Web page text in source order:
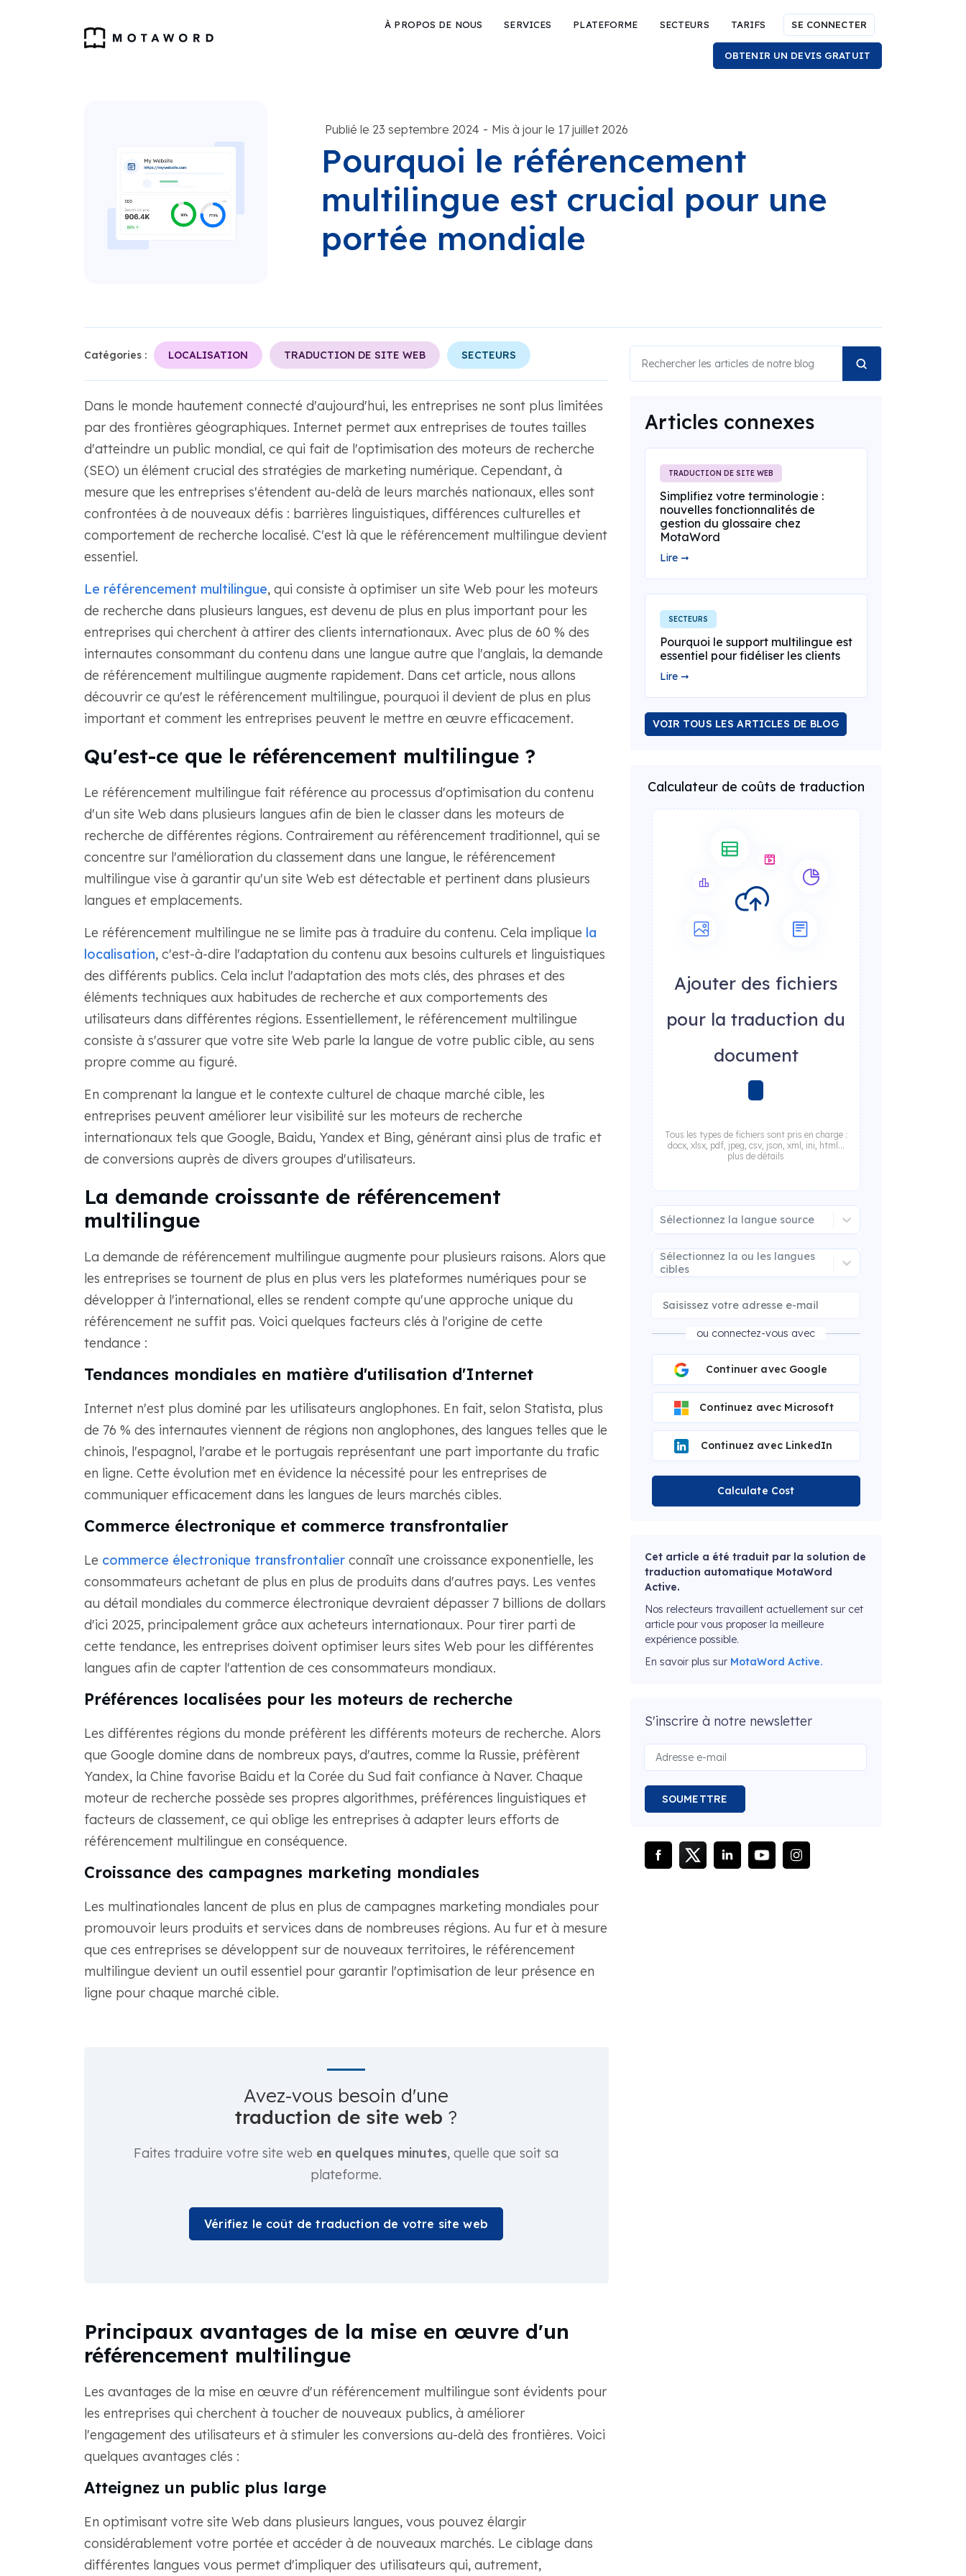
À PROPOS DE NOUS SERVICES PLATEFORME SECTEURS TARIFS SE CONNECTER
OBTENIR UN DEVIS GRATUIT
Publié le 23 septembre 2024 - Mis à jour le 17 juillet 2026
Pourquoi le référencement
multilingue est crucial pour une
portée mondiale
Catégories : LOCALISATION TRADUCTION DE SITE WEB SECTEURS
Dans le monde hautement connecté d'aujourd'hui, les entreprises ne sont plus limitées
par des frontières géographiques. Internet permet aux entreprises de toutes tailles
d'atteindre un public mondial, ce qui fait de l'optimisation des moteurs de recherche
(SEO) un élément crucial des stratégies de marketing numérique. Cependant, à
mesure que les entreprises s'étendent au-delà de leurs marchés nationaux, elles sont
confrontées à de nouveaux défis : barrières linguistiques, différences culturelles et
comportement de recherche localisé. C'est là que le référencement multilingue devient
essentiel.
Le référencement multilingue, qui consiste à optimiser un site Web pour les moteurs
de recherche dans plusieurs langues, est devenu de plus en plus important pour les
entreprises qui cherchent à attirer des clients internationaux. Avec plus de 60 % des
internautes consommant du contenu dans une langue autre que l'anglais, la demande
de référencement multilingue augmente rapidement. Dans cet article, nous allons
découvrir ce qu'est le référencement multilingue, pourquoi il devient de plus en plus
important et comment les entreprises peuvent le mettre en œuvre efficacement.
Qu'est-ce que le référencement multilingue ?
Le référencement multilingue fait référence au processus d'optimisation du contenu
d'un site Web dans plusieurs langues afin de bien le classer dans les moteurs de
recherche de différentes régions. Contrairement au référencement traditionnel, qui se
concentre sur l'amélioration du classement dans une langue, le référencement
multilingue vise à garantir qu'un site Web est détectable et pertinent dans plusieurs
langues et emplacements.
Le référencement multilingue ne se limite pas à traduire du contenu. Cela implique la
localisation, c'est-à-dire l'adaptation du contenu aux besoins culturels et linguistiques
des différents publics. Cela inclut l'adaptation des mots clés, des phrases et des
éléments techniques aux habitudes de recherche et aux comportements des
utilisateurs dans différentes régions. Essentiellement, le référencement multilingue
consiste à s'assurer que votre site Web parle la langue de votre public cible, au sens
propre comme au figuré.
En comprenant la langue et le contexte culturel de chaque marché cible, les
entreprises peuvent améliorer leur visibilité sur les moteurs de recherche
internationaux tels que Google, Baidu, Yandex et Bing, générant ainsi plus de trafic et
de conversions auprès de divers groupes d'utilisateurs.
La demande croissante de référencement
multilingue
La demande de référencement multilingue augmente pour plusieurs raisons. Alors que
les entreprises se tournent de plus en plus vers les plateformes numériques pour se
développer à l'international, elles se rendent compte qu'une approche unique du
référencement ne suffit pas. Voici quelques facteurs clés à l'origine de cette
tendance :
Tendances mondiales en matière d'utilisation d'Internet
Internet n'est plus dominé par les utilisateurs anglophones. En fait, selon Statista, plus
de 76 % des internautes viennent de régions non anglophones, des langues telles que le
chinois, l'espagnol, l'arabe et le portugais représentant une part importante du trafic
en ligne. Cette évolution met en évidence la nécessité pour les entreprises de
communiquer efficacement dans les langues de leurs marchés cibles.
Commerce électronique et commerce transfrontalier
Le commerce électronique transfrontalierconnaît une croissance exponentielle, les
consommateurs achetant de plus en plus de produits dans d'autres pays. Les ventes
au détail mondiales du commerce électronique devraient dépasser 7 billions de dollars
d'ici 2025, principalement grâce aux acheteurs internationaux. Pour tirer parti de
cette tendance, les entreprises doivent optimiser leurs sites Web pour les différentes
langues afin de capter l'attention de ces consommateurs mondiaux.
Préférences localisées pour les moteurs de recherche
Les différentes régions du monde préfèrent les différents moteurs de recherche. Alors
que Google domine dans de nombreux pays, d'autres, comme la Russie, préfèrent
Yandex, la Chine favorise Baidu et la Corée du Sud fait confiance à Naver. Chaque
moteur de recherche possède ses propres algorithmes, préférences linguistiques et
facteurs de classement, ce qui oblige les entreprises à adapter leurs efforts de
référencement multilingue en conséquence.
Croissance des campagnes marketing mondiales
Les multinationales lancent de plus en plus de campagnes marketing mondiales pour
promouvoir leurs produits et services dans de nombreuses régions. Au fur et à mesure
que ces entreprises se développent sur de nouveaux territoires, le référencement
multilingue devient un outil essentiel pour garantir l'optimisation de leur présence en
ligne pour chaque marché cible.
Avez-vous besoin d'une
traduction de site web ?
Faites traduire votre site web en quelques minutes, quelle que soit sa
plateforme.
Vérifiez le coût de traduction de votre site web
Principaux avantages de la mise en œuvre d'un
référencement multilingue
Les avantages de la mise en œuvre d'un référencement multilingue sont évidents pour
les entreprises qui cherchent à toucher de nouveaux publics, à améliorer
l'engagement des utilisateurs et à stimuler les conversions au-delà des frontières. Voici
quelques avantages clés :
Atteignez un public plus large
En optimisant votre site Web dans plusieurs langues, vous pouvez élargir
considérablement votre portée et accéder à de nouveaux marchés. Le ciblage dans
différentes langues vous permet d'impliquer des utilisateurs qui, autrement,
Articles connexes
TRADUCTION DE SITE WEB
Simplifiez votre terminologie :
nouvelles fonctionnalités de
gestion du glossaire chez
MotaWord
Lire ➞
SECTEURS
Pourquoi le support multilingue est
essentiel pour fidéliser les clients
Lire ➞
VOIR TOUS LES ARTICLES DE BLOG
Calculateur de coûts de traduction
Ajouter des fichiers
pour la traduction du
document
Tous les types de fichiers sont pris en charge :
docx, xlsx, pdf, jpeg, csv, json, xml, ini, html...
plus de détails
Sélectionnez la langue source
Sélectionnez la ou les langues
cibles
ou connectez-vous avec
Continuer avec Google
Continuez avec Microsoft
Continuez avec LinkedIn
Calculate Cost
Cet article a été traduit par la solution de
traduction automatique MotaWord
Active.
Nos relecteurs travaillent actuellement sur cet
article pour vous proposer la meilleure
expérience possible.
En savoir plus sur MotaWord Active.
S'inscrire à notre newsletter
SOUMETTRE